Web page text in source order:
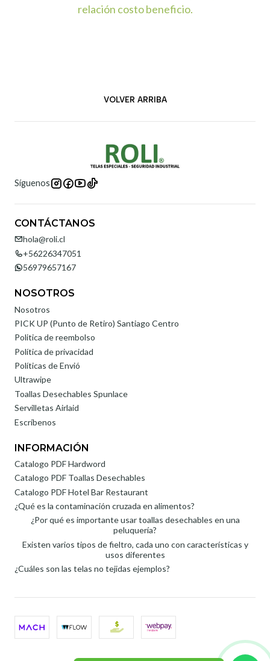
relación costo beneficio.
VOLVER ARRIBA
Síguenos
CONTÁCTANOS
hola@roli.cl
+56226347051
56979657167
NOSOTROS
Nosotros
PICK UP (Punto de Retiro) Santiago Centro
Politica de reembolso
Política de privacidad
Políticas de Envió
Ultrawipe
Toallas Desechables Spunlace
Servilletas Airlaid
Escríbenos
INFORMACIÓN
Catalogo PDF Hardword
Catalogo PDF Toallas Desechables
Catalogo PDF Hotel Bar Restaurant
¿Qué es la contaminación cruzada en alimentos?
¿Por qué es importante usar toallas desechables en una
peluquería?
Existen varios tipos de fieltro, cada uno con características y
usos diferentes
¿Cuáles son las telas no tejidas ejemplos?